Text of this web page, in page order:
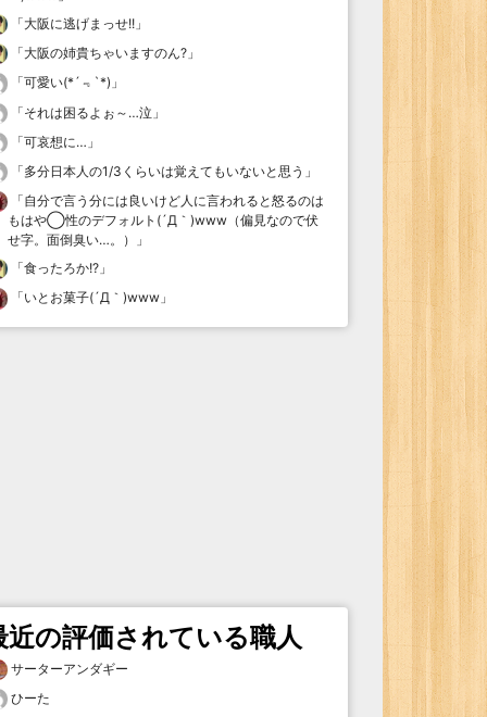
「大阪に逃げまっせ!! 」
「大阪の姉貴ちゃいますのん? 」
「可愛い(*´﹃`*) 」
「それは困るよぉ～…泣 」
「可哀想に… 」
「多分日本人の1/3くらいは覚えてもいないと思う 」
「自分で言う分には良いけど人に言われると怒るのは
もはや◯性のデフォルト(´Д｀)www（偏見なので伏
せ字。面倒臭い…。）
」
「食ったろか!? 」
「いとお菓子(´Д｀)www 」
近の評価されている職人
サーターアンダギー
ひーた